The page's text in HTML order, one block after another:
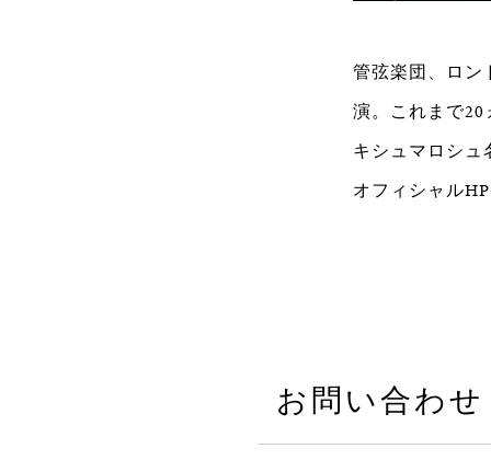
管弦楽団、ロン
演。これまで
キシュマロシ
オフィシャル
お問い合わせ